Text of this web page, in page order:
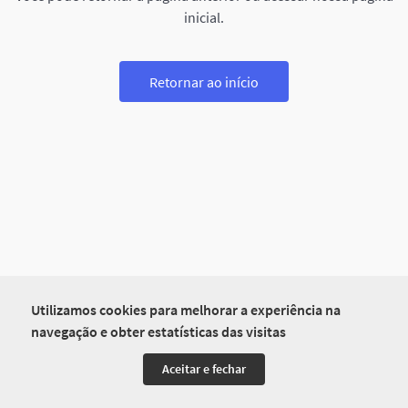
Utilizamos cookies para melhorar a experiência na
navegação e obter estatísticas das visitas
Aceitar e fechar
inicial.
Retornar ao início